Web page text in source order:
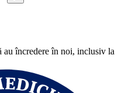
au încredere în noi, inclusiv la